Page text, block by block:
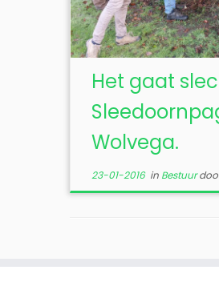
Het gaat
Wolvega.
23-01-2016in Bestuur